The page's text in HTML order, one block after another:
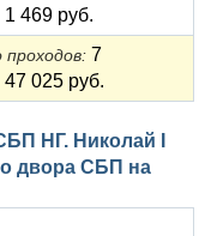
1 469 руб.
проходов: 7
47 025 руб.
НГ. Николай I
двора СБП на